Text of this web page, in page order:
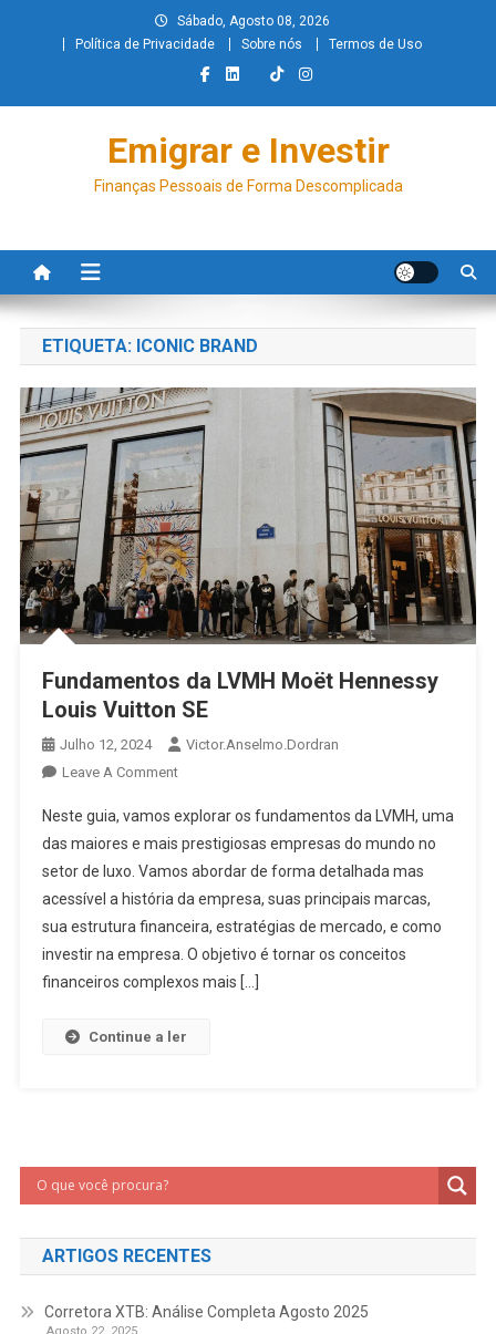
Sábado, Agosto 08, 2026
Política de Privacidade
Sobre nós Termos de Uso
Emigrar e Investir
Finanças Pessoais de Forma Descomplicada
ETIQUETA: ICONIC BRAND
Fundamentos da LVMH Moët Hennessy
Louis Vuitton SE
Julho 12, 2024
Victor.anselmo.dordran
Leave A Comment
Neste guia, vamos explorar os fundamentos da LVMH, uma
das maiores e mais prestigiosas empresas do mundo no
setor de luxo. Vamos abordar de forma detalhada mas
acessível a história da empresa, suas principais marcas,
sua estrutura financeira, estratégias de mercado, e como
investir na empresa. O objetivo é tornar os conceitos
financeiros complexos mais […]
Continue a ler
ARTIGOS RECENTES
Corretora XTB: Análise Completa Agosto 2025
Agosto 22, 2025